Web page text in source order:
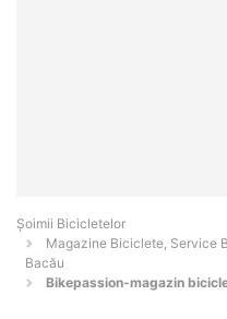
Șoimii Bicicletelor
Magazine Biciclete, Service
Bacău
Bikepassion-magazin